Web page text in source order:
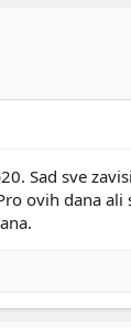
Sad sve
ovih dana ali